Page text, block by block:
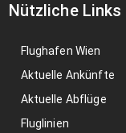
Nützliche Links
Flughafen Wien
Aktuelle Ankünfte
Aktuelle Abflüge
Fluglinien